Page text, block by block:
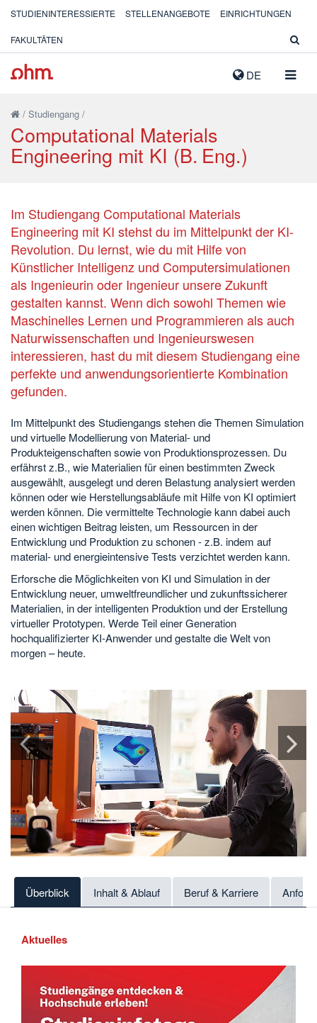
DE
STUDIENINTERESSIERTE STELLENANGEBOTE EINRICHTUNGEN
FAKULTÄTEN
/ Studiengang /
Computational Materials
Engineering mit KI (B. Eng.)
Im Studiengang Computational Materials
Engineering mit KI stehst du im Mittelpunkt der KI-
Revolution. Du lernst, wie du mit Hilfe von
Künstlicher Intelligenz und Computersimulationen
als Ingenieurin oder Ingenieur unsere Zukunft
gestalten kannst. Wenn dich sowohl Themen wie
Maschinelles Lernen und Programmieren als auch
Naturwissenschaften und Ingenieurswesen
interessieren, hast du mit diesem Studiengang eine
perfekte und anwendungsorientierte Kombination
gefunden.
Im Mittelpunkt des Studiengangs stehen die Themen Simulation
und virtuelle Modellierung von Material- und
Produkteigenschaften sowie von Produktionsprozessen. Du
erfährst z.B., wie Materialien für einen bestimmten Zweck
ausgewählt, ausgelegt und deren Belastung analysiert werden
können oder wie Herstellungsabläufe mit Hilfe von KI optimiert
werden können. Die vermittelte Technologie kann dabei auch
einen wichtigen Beitrag leisten, um Ressourcen in der
Entwicklung und Produktion zu schonen - z.B. indem auf
material- und energieintensive Tests verzichtet werden kann.
Erforsche die Möglichkeiten von KI und Simulation in der
Entwicklung neuer, umweltfreundlicher und zukunftssicherer
Materialien, in der intelligenten Produktion und der Erstellung
virtueller Prototypen. Werde Teil einer Generation
hochqualifizierter KI-Anwender und gestalte die Welt von
morgen – heute.
1 2 3
Überblick Inhalt & Ablauf Beruf & Karriere
Aktuelles